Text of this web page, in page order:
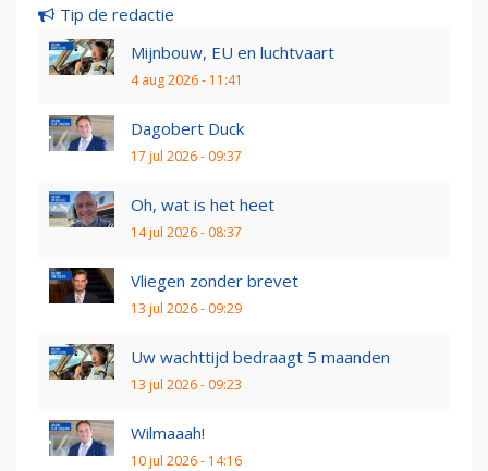
Tip de redactie
Mijnbouw, EU en luchtvaart
4 aug 2026 - 11:41
Dagobert Duck
17 jul 2026 - 09:37
Oh, wat is het heet
14 jul 2026 - 08:37
Vliegen zonder brevet
13 jul 2026 - 09:29
Uw wachttijd bedraagt 5 maanden
13 jul 2026 - 09:23
Wilmaaah!
10 jul 2026 - 14:16